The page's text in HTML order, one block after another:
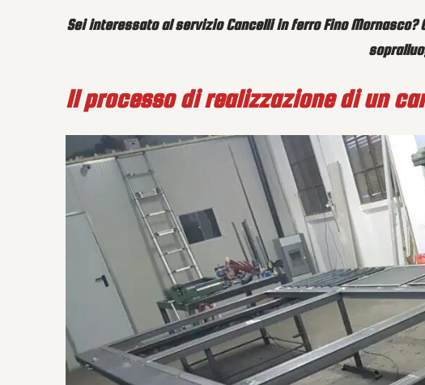
Sei interessato al servizio Cancelli in ferro Fino Mornasco?
Il processo di realizzazione di un